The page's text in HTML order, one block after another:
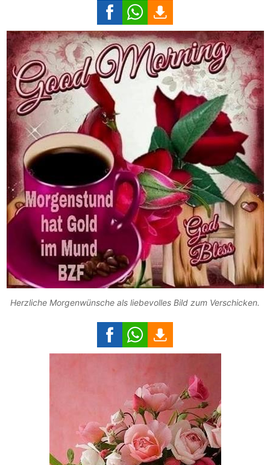
Herzliche Morgenwünsche als liebevolles Bild zum Verschicken.